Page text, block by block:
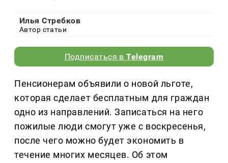
Илья Стребков
Автор статьи
Подписаться вTelegram
Пенсионерам объявили о новой льготе,
которая сделает бесплатным для граждан
одно из направлений. Записаться на него
пожилые люди смогут уже с воскресенья,
после чего можно будет экономить в
течение многих месяцев. Об этом